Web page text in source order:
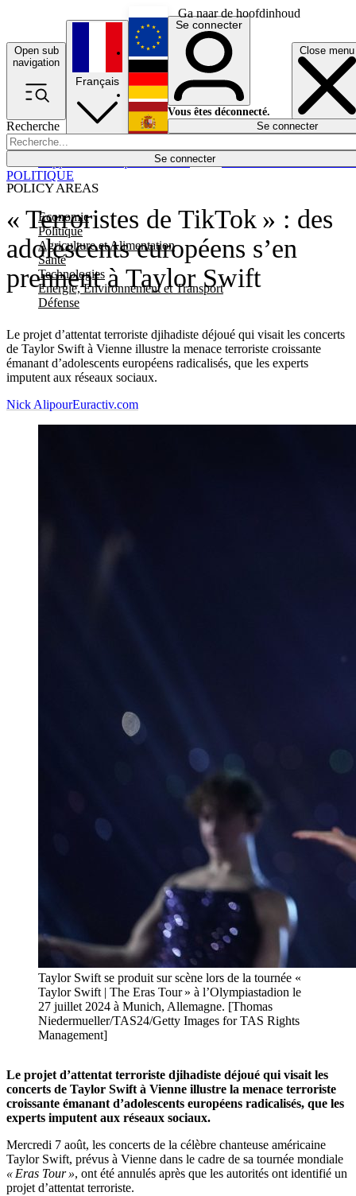
Ga naar de hoofdinhoud
Open sub
navigation
Close menu
Recherche
Se connecter
POLICY AREAS
Economie
Politique
Agriculture et Alimentation
Santé
Technologies
Energie, Environnement et Transport
Défense
Économie
Français
English
Deutsch
Español
Se connecter
Vous êtes déconnecté.
Se connecter
« Terroristes de TikTok » : des
adolescents européens s’en
prennent à Taylor Swift
Le projet d’attentat terroriste djihadiste déjoué qui visait les concerts
de Taylor Swift à Vienne illustre la menace terroriste croissante
émanant d’adolescents européens radicalisés, que les experts
imputent aux réseaux sociaux.
POLITIQUE
Nick AlipourEuractiv.com
Taylor Swift se produit sur scène lors de la tournée «
Taylor Swift | The Eras Tour » à l’Olympiastadion le
27 juillet 2024 à Munich, Allemagne. [Thomas
Niedermueller/TAS24/Getty Images for TAS Rights
Management]
Le projet d’attentat terroriste djihadiste déjoué qui visait les
concerts de Taylor Swift à Vienne illustre la menace terroriste
croissante émanant d’adolescents européens radicalisés, que les
experts imputent aux réseaux sociaux.
Mercredi 7 août, les concerts de la célèbre chanteuse américaine
Taylor Swift, prévus à Vienne dans le cadre de sa tournée mondiale
« Eras Tour », ont été annulés après que les autorités ont identifié un
projet d’attentat terroriste.